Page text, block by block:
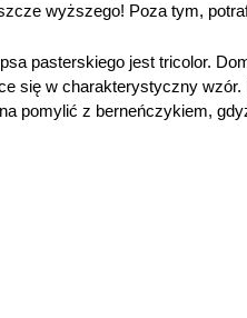
wyższego! Poza tym,
pasterskiego jest tricolor.
się w charakterystyczny
pomylić z berneńczykiem,